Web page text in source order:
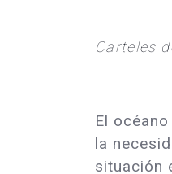
Carteles
El
la
situación